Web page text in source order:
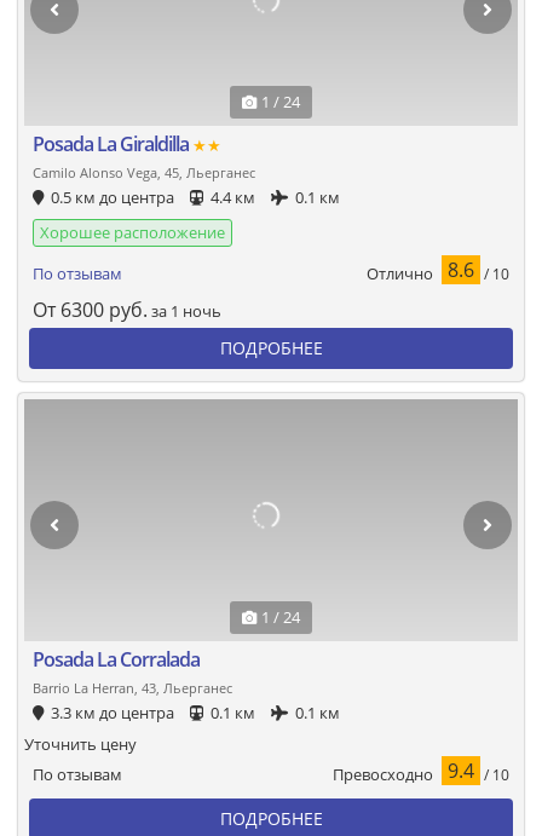
1 / 24
Posada La Giraldilla ★★
Camilo Alonso Vega, 45, Льерганес
0.5 км до центра 4.4 км
0.1 км
Хорошее расположение
По отзывам
Отлично 8.6 / 10
От 6300 руб. за 1 ночь
ПОДРОБНЕЕ
1 / 24
Posada La Corralada
Barrio La Herran, 43, Льерганес
3.3 км до центра 0.1 км 0.1 км
По отзывам Превосходно 9.4 / 10
Уточнить цену
ПОДРОБНЕЕ